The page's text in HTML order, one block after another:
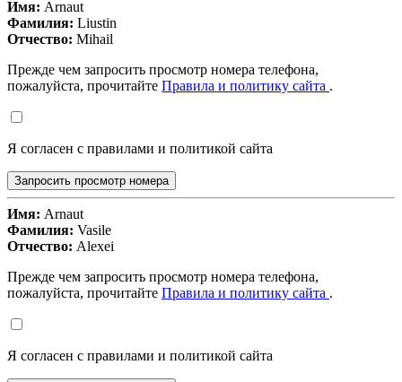
Имя: Arnaut
Фамилия: Liustin
Отчество: Mihail
Прежде чем запросить просмотр номера телефона,
пожалуйста, прочитайте Правила и политику сайта .
Я согласен с правилами и политикой сайта
Запросить просмотр номера
Имя: Arnaut
Фамилия: Vasile
Отчество: Alexei
Прежде чем запросить просмотр номера телефона,
пожалуйста, прочитайте Правила и политику сайта .
Я согласен с правилами и политикой сайта